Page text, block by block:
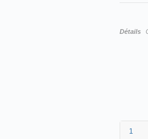
Détails
1